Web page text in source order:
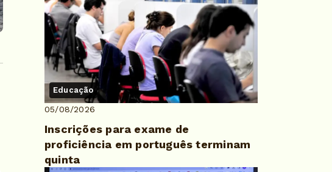
Educação
05/08/2026
Inscrições para exame de
proficiência em português terminam
quinta